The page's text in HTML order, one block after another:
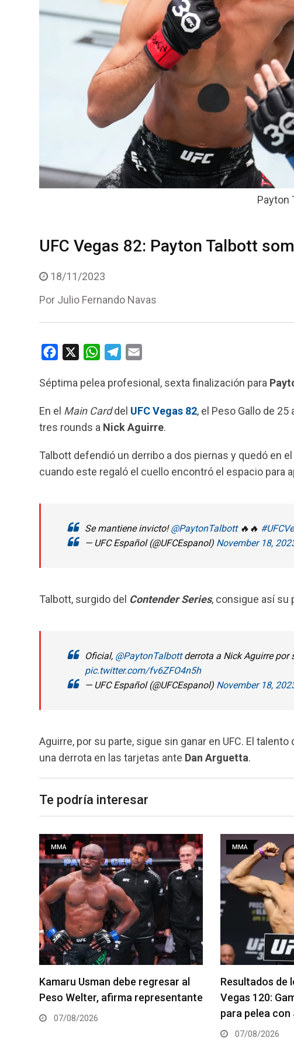
Payton
UFC Vegas 82: Payton Talbott
18/11/2023
Por Julio Fernando Navas
c
b
o
W
a
s
A
l
g
r
m
a
l
Séptima pelea profesional, sexta finalización para
En el Main Carddel UFC Vegas 82, el Peso Gallo de
tres rounds a NickAguirre.
Talbott defendió un derribo a dos piernas y quedó en el
cuando este regaló el cuello encontró el espacio para
Se mantiene invicto!@PaytonTalbott🔥🔥
— UFC Español (@UFCEspanol) November 18,
Talbott, surgido del Contender Series, consigue así su
Oficial, @PaytonTalbottderrota a Nick Aguirre por
pic.twitter.com/fv6ZFO4n5h
— UFC Español (@UFCEspanol) November 18,
Aguirre, por su parte, sigue sin ganar en UFC. El talento
una derrota en las tarjetas ante Dan Arguetta.
Te podría interesar
MMA
Resultados de los pesajes del UFC
Vegas 120: Gamrot hace peso
para pelea con Salkilld
MMA
Quillan Salkilld
pelea estelar
06/08/2026